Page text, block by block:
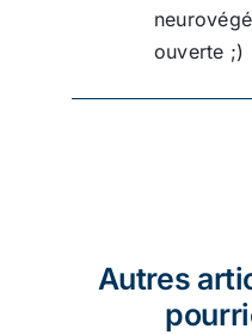
ouverte ;)
Autres